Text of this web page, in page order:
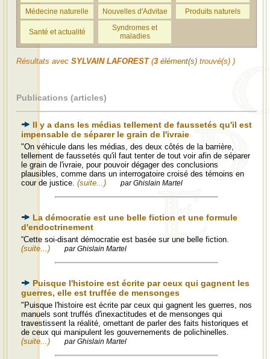
Médecine naturelle Nouvelles d'Advitae Produits naturels
Santé et actualité
Syndromes et
maladies
Résultats avec SYLVAIN LAFOREST (3 élément(s) trouvé(s) )
Publications (articles)
Il y a dans les médias tellement de faussetés qu'il est
impensable de séparer le grain de l'ivraie
"On véhicule dans les médias, des deux côtés de la barrière,
tellement de faussetés qu'il faut tenter de tout voir afin de séparer
le grain de l'ivraie, pour pouvoir dégager des conclusions
plausibles, comme dans un interrogatoire croisé des témoins en
cour de justice. (suite...) par Ghislain Martel
La démocratie est une belle fiction et une formule
d'endoctrinement
“Cette soi-disant démocratie est basée sur une belle fiction.
(suite...)
par Ghislain Martel
Puisque l'histoire est écrite par ceux qui gagnent les
guerres, elle est truffée de mensonges
"Puisque l'histoire est écrite par ceux qui gagnent les guerres, nos
manuels sont truffés d'inexactitudes et de mensonges qui
travestissent la réalité, omettant de parler des faits historiques et
de ceux qui manipulent les gouvernements de polichinelles.
(suite...)
par Ghislain Martel